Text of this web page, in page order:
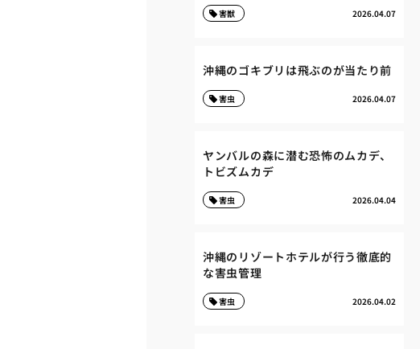
2026.04.07
害獣
沖縄のゴキブリは飛ぶのが当たり前
2026.04.07
害虫
ヤンバルの森に潜む恐怖のムカデ、
トビズムカデ
2026.04.04
害虫
沖縄のリゾートホテルが行う徹底的
な害虫管理
2026.04.02
害虫